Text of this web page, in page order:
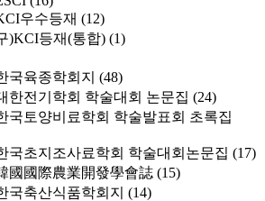
우수등재 (12)
)KCI등재(통합) (1)
국육종학회지 (48)
한전기학회 학술대회 논문집 (24)
국토양비료학회 학술발표회 초록집
국초지조사료학회 학술대회논문집 (17)
國國際農業開發學會誌 (15)
국축산식품학회지 (14)